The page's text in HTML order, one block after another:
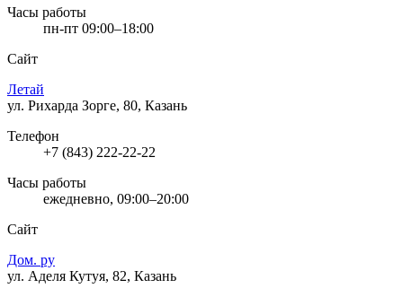
Часы работы
пн-пт 09:00–18:00
Сайт
Летай
ул. Рихарда Зорге, 80, Казань
Телефон
+7 (843) 222-22-22
Часы работы
ежедневно, 09:00–20:00
Сайт
Дом. ру
ул. Аделя Кутуя, 82, Казань